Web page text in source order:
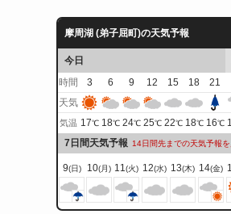
摩周湖 (弟子屈町)の天気予報
今日
時間
3 6 9 12 15 18 21
天気
気温 17℃ 18℃ 24℃ 25℃ 22℃ 18℃ 16℃
7日間天気予報 14日間先までの天気予報を
9(日) 10(月) 11(火) 12(水) 13(木) 14(金)